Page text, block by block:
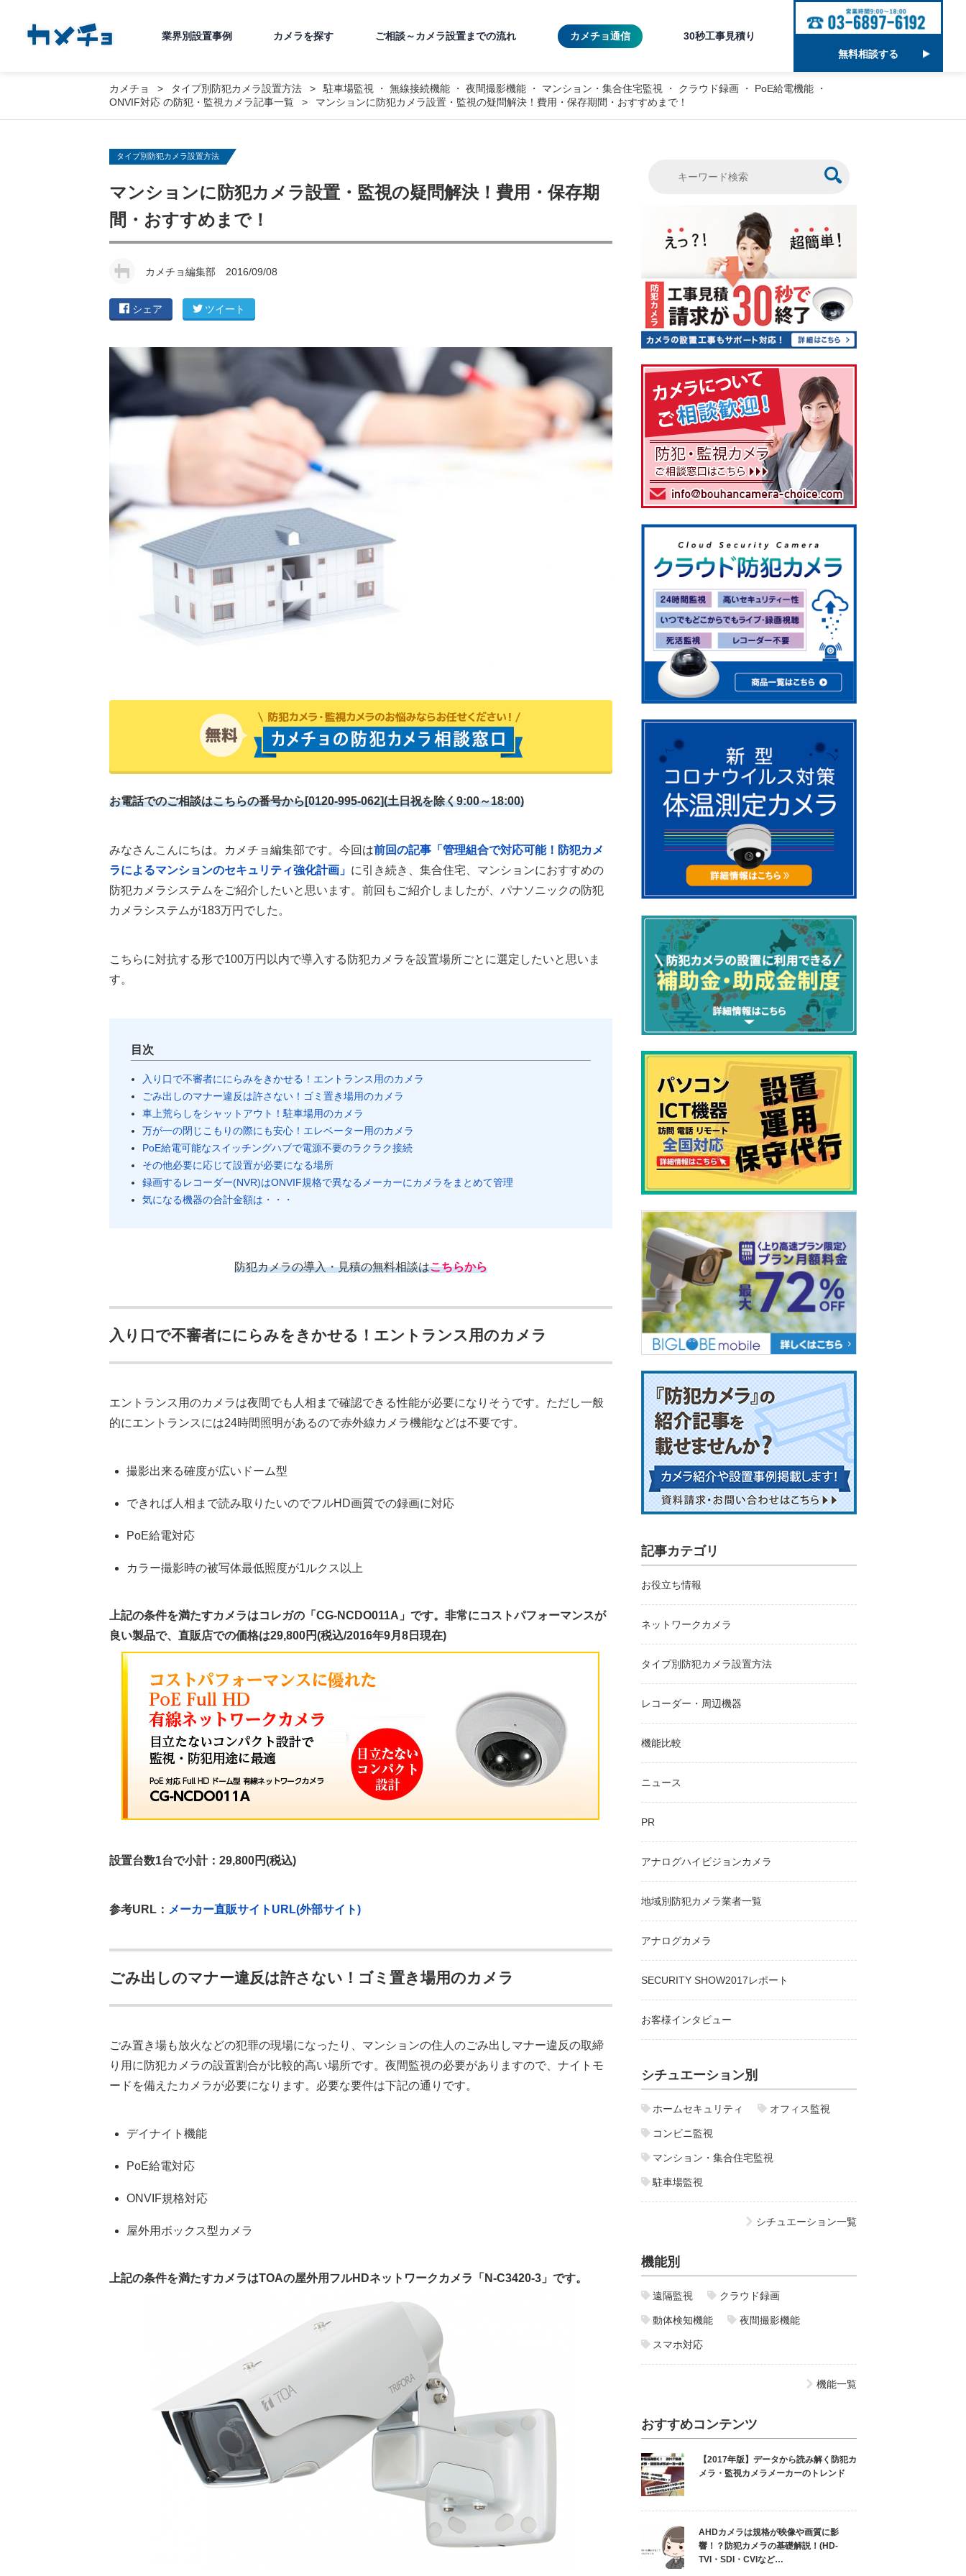
業界別設置事例 カメラを探す ご相談～カメラ設置までの流れ カメチョ通信
30秒工事見積り
無料相談する
カメチョ タイプ別防犯カメラ設置方法 駐車場監視 ・ 無線接続機能 ・ 夜間撮影機能 ・ マンション・集合住宅監視 ・ クラウド録画 ・ PoE給電機能 ・
ONVIF対応 の防犯・監視カメラ記事一覧 マンションに防犯カメラ設置・監視の疑問解決！費用・保存期間・おすすめまで！
タイプ別防犯カメラ設置方法
マンションに防犯カメラ設置・監視の疑問解決！費用・保存期
間・おすすめまで！
カメチョ編集部 2016/09/08
シェア ツイート
お電話でのご相談はこちらの番号から[0120-995-062](土日祝を除く9:00～18:00)
みなさんこんにちは。カメチョ編集部です。今回は前回の記事「管理組合で対応可能！防犯カメ
ラによるマンションのセキュリティ強化計画」 に引き続き、集合住宅、マンションにおすすめの
防犯カメラシステムをご紹介したいと思います。前回もご紹介しましたが、パナソニックの防犯
カメラシステムが183万円でした。
こちらに対抗する形で100万円以内で導入する防犯カメラを設置場所ごとに選定したいと思いま
す。
目次
入り口で不審者ににらみをきかせる！エントランス用のカメラ
ごみ出しのマナー違反は許さない！ゴミ置き場用のカメラ
車上荒らしをシャットアウト！駐車場用のカメラ
万が一の閉じこもりの際にも安心！エレベーター用のカメラ
PoE給電可能なスイッチングハブで電源不要のラクラク接続
その他必要に応じて設置が必要になる場所
録画するレコーダー(NVR)はONVIF規格で異なるメーカーにカメラをまとめて管理
気になる機器の合計金額は・・・
防犯カメラの導入・見積の無料相談はこちらから
入り口で不審者ににらみをきかせる！エントランス用のカメラ
エントランス用のカメラは夜間でも人相まで確認できる性能が必要になりそうです。ただし一般
的にエントランスには24時間照明があるので赤外線カメラ機能などは不要です。
撮影出来る確度が広いドーム型
できれば人相まで読み取りたいのでフルHD画質での録画に対応
PoE給電対応
カラー撮影時の被写体最低照度が1ルクス以上
上記の条件を満たすカメラはコレガの「CG-NCDO011A」です。非常にコストパフォーマンスが
良い製品で、直販店での価格は29,800円(税込/2016年9月8日現在)
設置台数1台で小計：29,800円(税込)
参考URL： メーカー直販サイトURL(外部サイト)
ごみ出しのマナー違反は許さない！ゴミ置き場用のカメラ
ごみ置き場も放火などの犯罪の現場になったり、マンションの住人のごみ出しマナー違反の取締
り用に防犯カメラの設置割合が比較的高い場所です。夜間監視の必要がありますので、ナイトモ
ードを備えたカメラが必要になります。必要な要件は下記の通りです。
デイナイト機能
PoE給電対応
ONVIF規格対応
屋外用ボックス型カメラ
上記の条件を満たすカメラはTOAの屋外用フルHDネットワークカメラ「N-C3420-3」です。
記事カテゴリ
お役立ち情報
ネットワークカメラ
タイプ別防犯カメラ設置方法
レコーダー・周辺機器
機能比較
ニュース
PR
アナログハイビジョンカメラ
地域別防犯カメラ業者一覧
アナログカメラ
SECURITY SHOW2017レポート
お客様インタビュー
シチュエーション別
ホームセキュリティ オフィス監視
コンビニ監視
マンション・集合住宅監視
駐車場監視
シチュエーション一覧
機能別
遠隔監視 クラウド録画
動体検知機能 夜間撮影機能
スマホ対応
機能一覧
おすすめコンテンツ
【2017年版】データから読み解く防犯カ
メラ・監視カメラメーカーのトレンド
AHDカメラは規格が映像や画質に影
響！？防犯カメラの基礎解説！(HD-
TVI・SDI・CVIなど…